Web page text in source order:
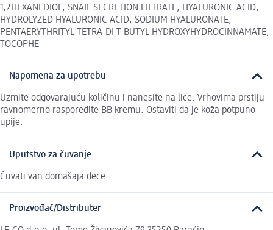
1,2HEXANEDIOL, SNAIL SECRETION FILTRATE, HYALURONIC ACID,
HYDROLYZED HYALURONIC ACID, SODIUM HYALURONATE,
PENTAERYTHRITYL TETRA-DI-T-BUTYL HYDROXYHYDROCINNAMATE,
TOCOPHE
Napomena za upotrebu
Uzmite odgovarajuću količinu i nanesite na lice. Vrhovima prstiju
ravnomerno rasporedite BB kremu. Ostaviti da je koža potpuno
upije.
Uputstvo za čuvanje
Čuvati van domašaja dece.
Proizvođač/Distributer